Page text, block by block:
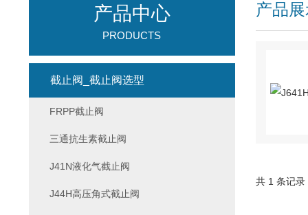
产品
共 1 条记
产品中心
PRODUCTS
截止阀_截止阀选型
FRPP截止阀
三通抗生素截止阀
J41N液化气截止阀
J44H高压角式截止阀